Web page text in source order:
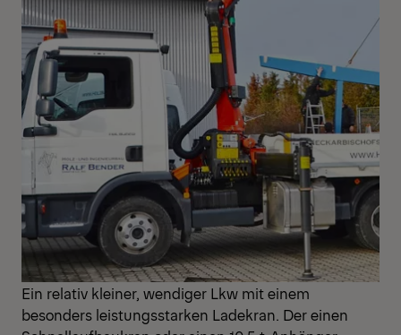
Ein relativ kleiner, wendiger Lkw mit einem
besonders leistungsstarken Ladekran. Der einen